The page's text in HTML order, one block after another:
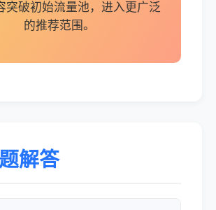
突破初始流量池，进入更广泛
的推荐范围。
解答